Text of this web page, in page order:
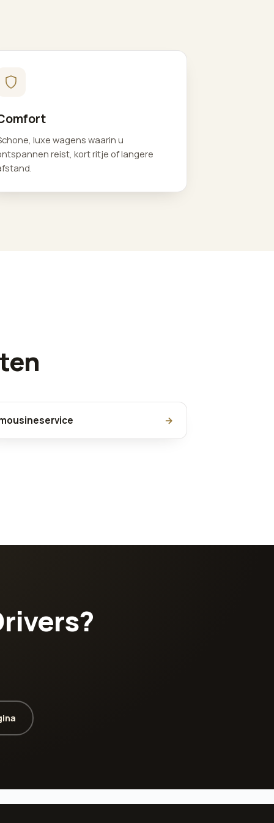
luxe wagens waarin u
reist, kort ritje of langere
→